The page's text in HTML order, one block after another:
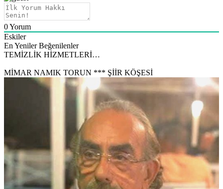
0Yorum
Eskiler
En Yeniler Beğenilenler
TEMİZLİK HİZMETLERİ…
MİMAR NAMIK TORUN *** ŞİİR KÖŞESİ